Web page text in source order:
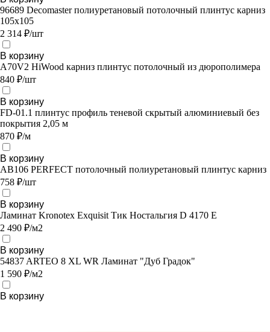
96689 Decomaster полиуретановый потолочный плинтус карниз
105х105
2 314 ₽/шт
В корзину
A70V2 HiWood карниз плинтус потолочный из дюрополимера
840 ₽/шт
В корзину
FD-01.1 плинтус профиль теневой скрытый алюминиевый без
покрытия 2,05 м
870 ₽/м
В корзину
AB106 PERFECT потолочный полиуретановый плинтус карниз
758 ₽/шт
В корзину
Ламинат Kronotex Exquisit Тик Ностальгия D 4170 E
2 490 ₽/м2
В корзину
54837 ARTEO 8 XL WR Ламинат "Дуб Градок"
1 590 ₽/м2
В корзину